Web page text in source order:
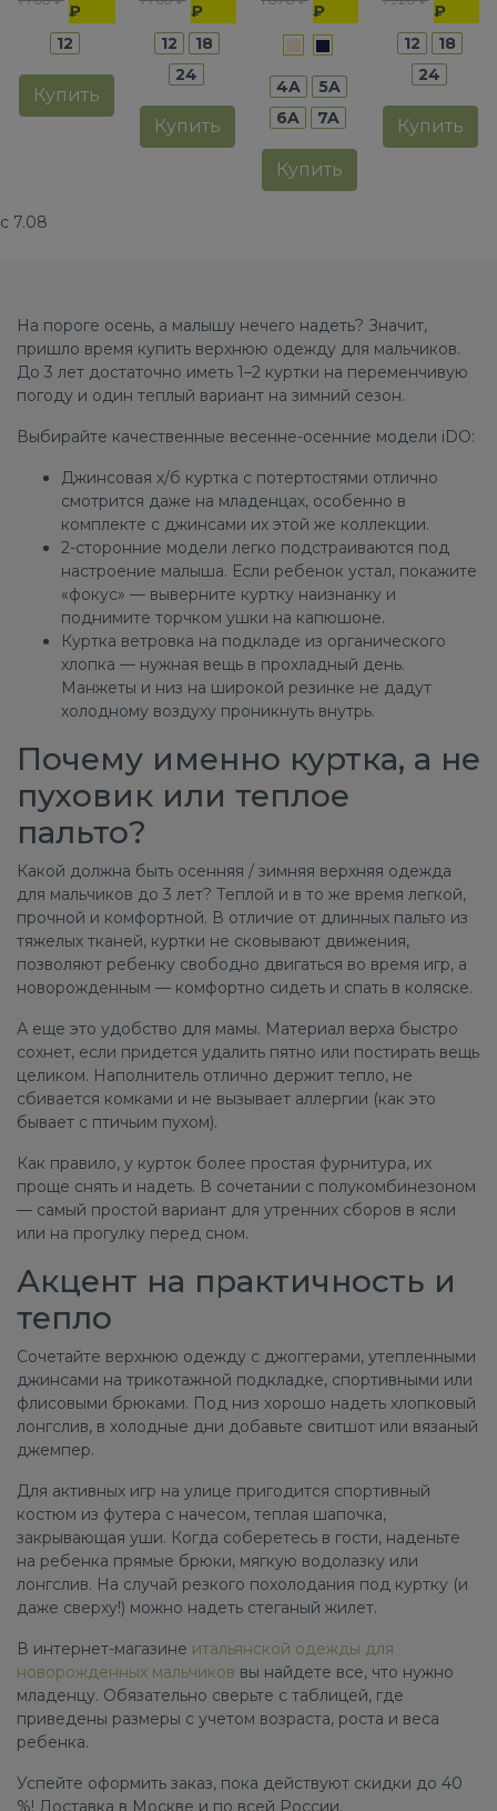
девочек
₽
12
Купить
мальчиков
₽
12
18
24
Купить
стойкой
из
100%
хлопка
₽
4A
5A
6A
7A
Купить
девочек
₽
12
18
24
Купить
с 7.08
На пороге осень, а малышу нечего надеть? Значит,
пришло время купить верхнюю одежду для мальчиков.
До 3 лет достаточно иметь 1–2 куртки на переменчивую
погоду и один теплый вариант на зимний сезон.
Выбирайте качественные весенне-осенние модели iDO:
Джинсовая х/б куртка с потертостями отлично
смотрится даже на младенцах, особенно в
комплекте с джинсами их этой же коллекции.
2-сторонние модели легко подстраиваются под
настроение малыша. Если ребенок устал, покажите
«фокус» — выверните куртку наизнанку и
поднимите торчком ушки на капюшоне.
Куртка ветровка на подкладе из органического
хлопка — нужная вещь в прохладный день.
Манжеты и низ на широкой резинке не дадут
холодному воздуху проникнуть внутрь.
Почему именно куртка, а не
пуховик или теплое
пальто?
Какой должна быть осенняя / зимняя верхняя одежда
для мальчиков до 3 лет? Теплой и в то же время легкой,
прочной и комфортной. В отличие от длинных пальто из
тяжелых тканей, куртки не сковывают движения,
позволяют ребенку свободно двигаться во время игр, а
новорожденным — комфортно сидеть и спать в коляске.
А еще это удобство для мамы. Материал верха быстро
сохнет, если придется удалить пятно или постирать вещь
целиком. Наполнитель отлично держит тепло, не
сбивается комками и не вызывает аллергии (как это
бывает с птичьим пухом).
Как правило, у курток более простая фурнитура, их
проще снять и надеть. В сочетании с полукомбинезоном
— самый простой вариант для утренних сборов в ясли
или на прогулку перед сном.
Акцент на практичность и
тепло
Сочетайте верхнюю одежду с джоггерами, утепленными
джинсами на трикотажной подкладке, спортивными или
флисовыми брюками. Под низ хорошо надеть хлопковый
лонгслив, в холодные дни добавьте свитшот или вязаный
джемпер.
Для активных игр на улице пригодится спортивный
костюм из футера с начесом, теплая шапочка,
закрывающая уши. Когда соберетесь в гости, наденьте
на ребенка прямые брюки, мягкую водолазку или
лонгслив. На случай резкого похолодания под куртку (и
даже сверху!) можно надеть стеганый жилет.
В интернет-магазине итальянской одежды для
новорожденных мальчиков вы найдете все, что нужно
младенцу. Обязательно сверьте с таблицей, где
приведены размеры с учетом возраста, роста и веса
ребенка.
Успейте оформить заказ, пока действуют скидки до 40
%! Доставка в Москве и по всей России.